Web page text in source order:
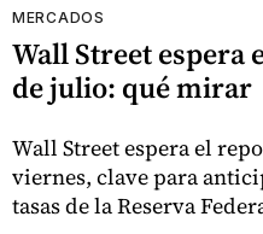
MERCADOS
Wall Street espera
de julio: qué mirar
Wall Street espera el
viernes, clave para
tasas de la Reserva